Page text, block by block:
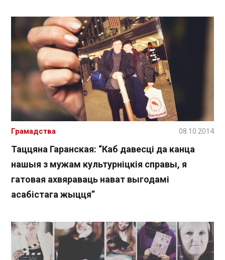
Таццяна Гаранская: “Каб давесці да канца
нашыя з мужам культурніцкія справы, я
гатовая ахвяраваць нават выгодамі
асабістага жыцця”
Грамадства 08.10.2014